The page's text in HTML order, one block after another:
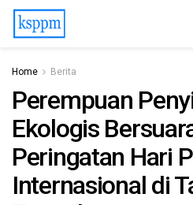
Home Berita
Perempuan
Ekologis
Peringatan Hari
Internasional di